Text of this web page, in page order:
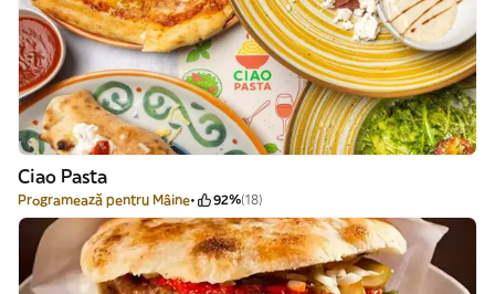
Ciao Pasta
Programează pentru Mâine 92%(18)